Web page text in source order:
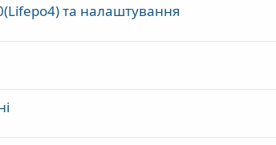
та налаштування